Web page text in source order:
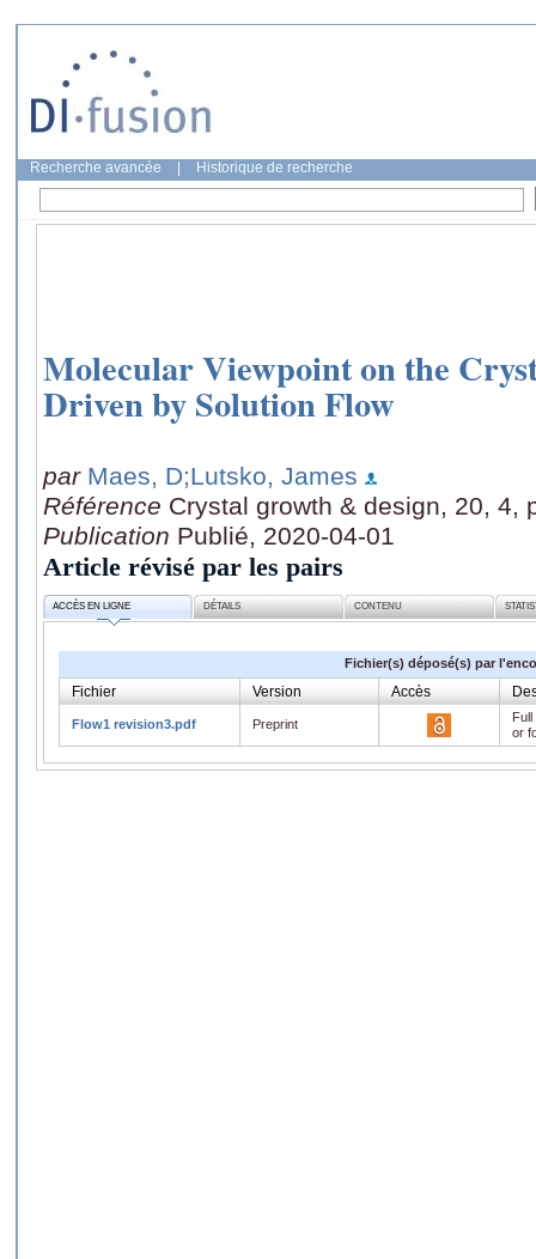
Recherche avancée Historique de recherche
Molecular Viewpoint on the
Driven by Solution Flow
par Maes, D;Lutsko, James
Référence Crystal growth & design, 20, 4,
Publication Publié, 2020-04-01
Article révisé par les pairs
ACCÈS EN LIGNE DÉTAILS CONTENU
Fichier(s) déposé(s) par
Fichier Version Accès
Flow1 revision3.pdf Preprint
or